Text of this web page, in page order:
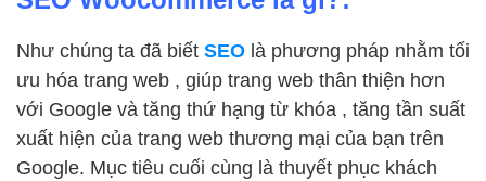
Như chúng ta đã biết SEO là phương pháp nhằm tối
ưu hóa trang web , giúp trang web thân thiện hơn
với Google và tăng thứ hạng từ khóa , tăng tần suất
xuất hiện của trang web thương mại của bạn trên
Google. Mục tiêu cuối cùng là thuyết phục khách